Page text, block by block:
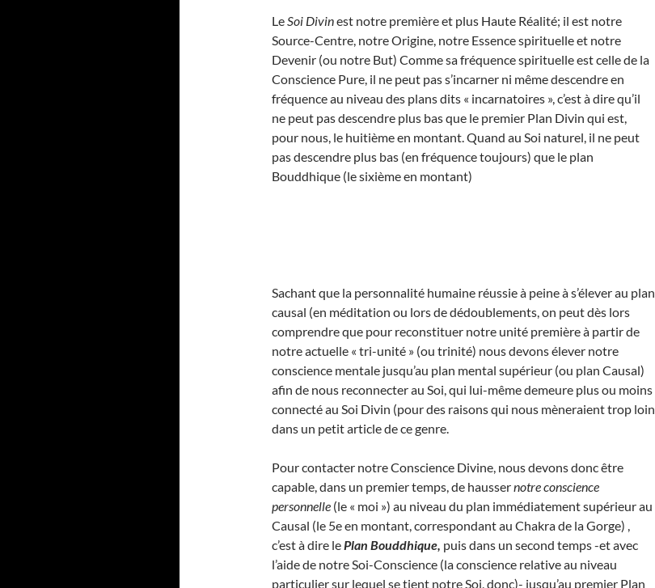
LeSoi Divinest notre première et plus Haute Réalité; il est notre
Source-Centre, notre Origine, notre Essence spirituelle et notre
Devenir (ou notre But) Comme sa fréquence spirituelle est celle de la
Conscience Pure, il ne peut pas s’incarner ni même descendre en
fréquence au niveau des plans dits « incarnatoires », c’est à dire qu’il
ne peut pas descendre plus bas que le premier Plan Divin qui est,
pour nous, le huitième en montant. Quand au Soi naturel, il ne peut
pas descendre plus bas (en fréquence toujours) que le plan
Bouddhique (le sixième en montant)
Sachant que la personnalité humaine réussie à peine à s’élever au plan
causal (en méditation ou lors de dédoublements, on peut dès lors
comprendre que pour reconstituer notre unité première à partir de
notre actuelle « tri-unité » (ou trinité) nous devons élever notre
conscience mentale jusqu’au plan mental supérieur (ou plan Causal)
afin de nous reconnecter au Soi, qui lui-même demeure plus ou moins
connecté au Soi Divin (pour des raisons qui nous mèneraient trop loin
dans un petit article de ce genre.
Pour contacter notre Conscience Divine, nous devons donc être
capable, dans un premier temps, de haussernotre conscience
personnelle (le « moi ») au niveau du plan immédiatement supérieur au
Causal (le 5e en montant, correspondant au Chakra de la Gorge) ,
c’est à dire lePlan Bouddhique, puis dans un second temps -et avec
l’aide de notre Soi-Conscience (la conscience relative au niveau
particulier sur lequel se tient notre Soi, donc)- jusqu’au premier Plan